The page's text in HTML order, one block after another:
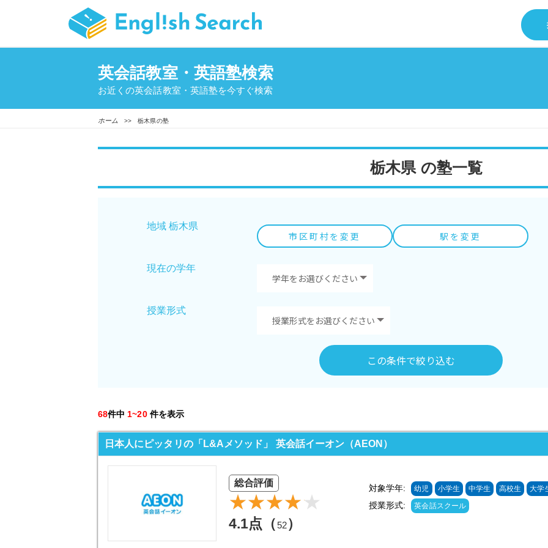
英会話教室・英語塾検索
お近くの英会話教室・英語塾を今すぐ検索
ホーム >> 栃木県の塾
栃木県 の塾一覧
地域 栃木県
市区町村を変更 駅を変更
現在の学年
授業形式
この条件で絞り込む
68件中 1~20 件を表示
日本人にピッタリの「L&Aメソッド」 英会話イーオン（AEON）
総合評価
4.1点（52）
対象学年: 幼児 小学生 中学生 高校生 大学
授業形式: 英会話スクール